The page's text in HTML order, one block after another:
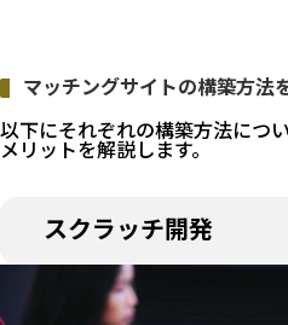
マッチングサイトの構築方法
以下にそれぞれの構築方法につ
メリットを解説します。
スクラッチ開発